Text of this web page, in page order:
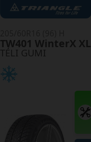
TÉLI GUMI
TW401 WinterX XL